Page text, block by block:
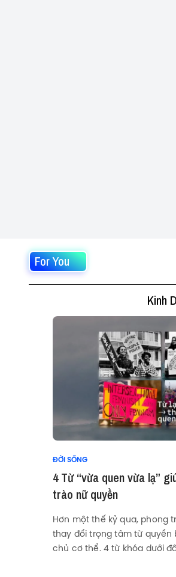
For You
Kinh
ĐỜI SỐNG
4 Từ “vừa quen vừa lạ”
trào nữ quyền
Hơn một thế kỷ qua, phong
thay đổi trọng tâm từ quyền
chủ cơ thể. 4 từ khóa dưới